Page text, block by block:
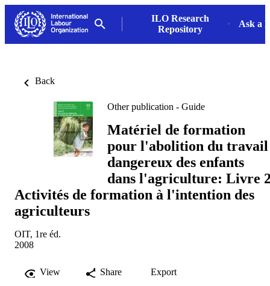
ILO Research
Repository
Ask a
Back
Other publication - Guide
Matériel de formation
pour l'abolition du travail
dangereux des enfants
dans l'agriculture: Livre
Activités de formation à l'intention des
agriculteurs
OIT, 1re éd.
2008
View Share Export